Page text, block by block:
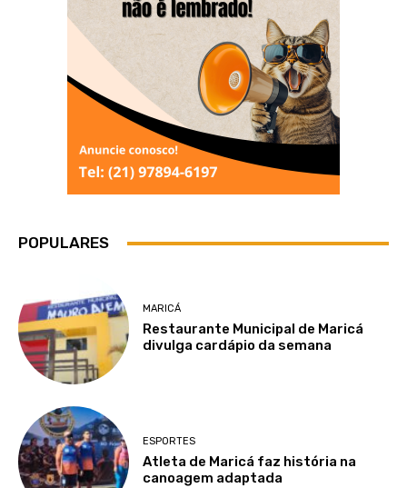
POPULARES
MARICÁ
Restaurante Municipal de Maricá
divulga cardápio da semana
ESPORTES
Atleta de Maricá faz história na
canoagem adaptada